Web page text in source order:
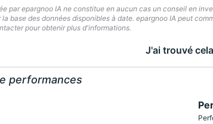
par epargnoo IA ne constitue en aucun cas un conseil en
base des données disponibles à date. epargnoo IA peut
pour obtenir plus d'informations.
J'ai trouvé
performances